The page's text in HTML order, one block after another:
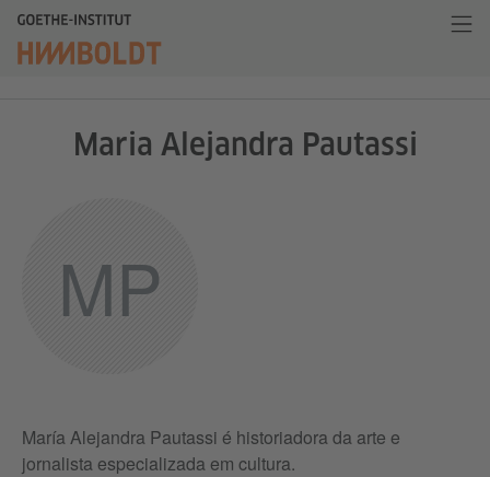
MP
Maria Alejandra Pautassi
María Alejandra Pautassi é historiadora da arte e
jornalista especializada em cultura.